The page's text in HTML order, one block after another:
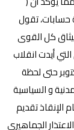
حسابات، تقول
كل القوى
أيدت انقلاب
و القوى التي شاركت في سلطة انقلاب 25 أكتوبر حتى لحظة
المدنية و السياسية
الإنقاذ تقديم
الجماهيري